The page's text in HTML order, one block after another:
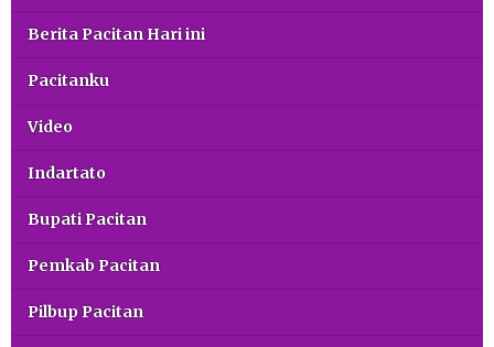
Berita Pacitan Hari ini
Pacitanku
Video
Indartato
Bupati Pacitan
Pemkab Pacitan
Pilbup Pacitan